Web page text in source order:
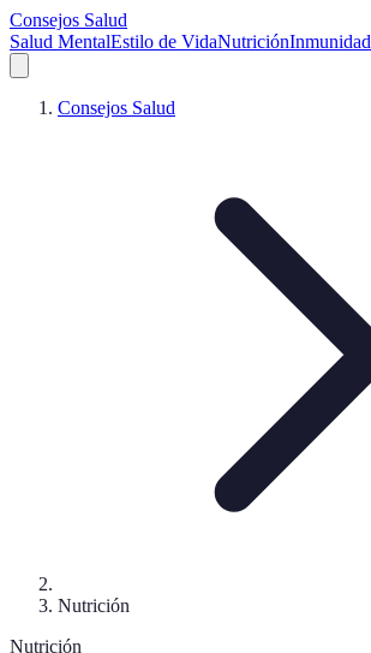
Consejos Salud
Salud MentalEstilo de VidaNutriciónInmunidad
Consejos Salud
Nutrición
Nutrición